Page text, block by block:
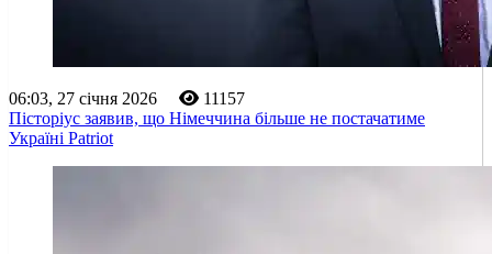
06:03, 27 січня 2026
11157
Пісторіус заявив, що Німеччина більше не постачатиме
Україні Patriot